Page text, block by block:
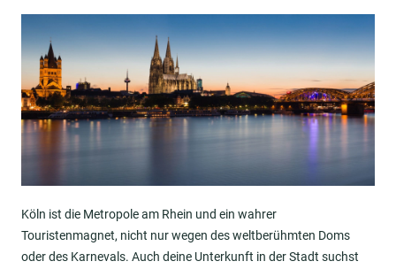
Köln ist die Metropole am Rhein und ein wahrer
Touristenmagnet, nicht nur wegen des weltberühmten Doms
oder des Karnevals. Auch deine Unterkunft in der Stadt suchst